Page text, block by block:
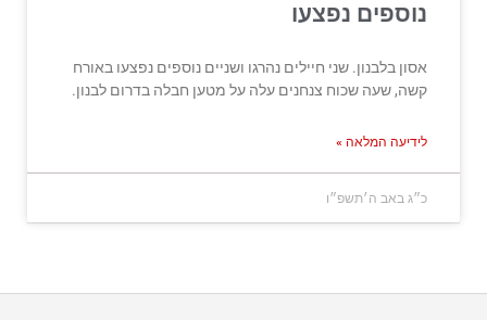
נוספים נפצעו
אסון בלבנון. שני חיילים נהרגו ושניים נוספים נפצעו באורח
קשה, שעה שכוח צנחנים עלה על מטען חבלה בדרום לבנון.
לידיעה המלאה »
כ״ג באב ה׳תשפ״ו